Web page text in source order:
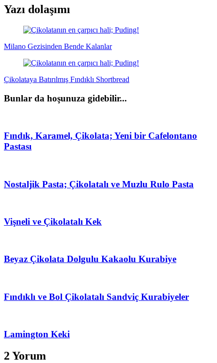
Yazı dolaşımı
Milano Gezisinden Bende Kalanlar
Çikolataya Batırılmış Fındıklı Shortbread
Bunlar da hoşunuza gidebilir...
Fındık, Karamel, Çikolata; Yeni bir Cafelontano
Pastası
Nostaljik Pasta; Çikolatalı ve Muzlu Rulo Pasta
Vişneli ve Çikolatalı Kek
Beyaz Çikolata Dolgulu Kakaolu Kurabiye
Fındıklı ve Bol Çikolatalı Sandviç Kurabiyeler
Lamington Keki
2 Yorum